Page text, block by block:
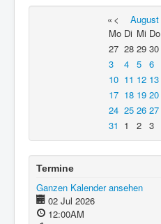
« < August
Mo Di Mi Do
27 28 29 30
3
4 5 6
10 11 12 13
17 18 19 20
24 25 26 27
31 1 2 3
Termine
Ganzen Kalender ansehen
02 Jul 2026
12:00AM